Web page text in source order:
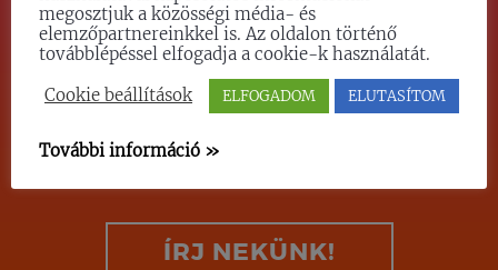
TETSZÜNK?
SZÍVESEN FELVESSZÜK VELED A
KAPCSOLATOT, HA MEGKERESEL
MINKET!
ÍRJ NEKÜNK!
megosztjuk a közösségi média- és
elemzőpartnereinkkel is. Az oldalon történő
továbblépéssel elfogadja a cookie-k használatát.
Cookie beállítások ELFOGADOM ELUTASÍTOM
További információ »